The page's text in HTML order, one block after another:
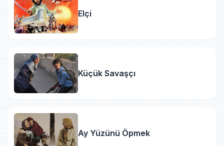
Elçi
Küçük Savaşçı
Ay Yüzünü Öpmek